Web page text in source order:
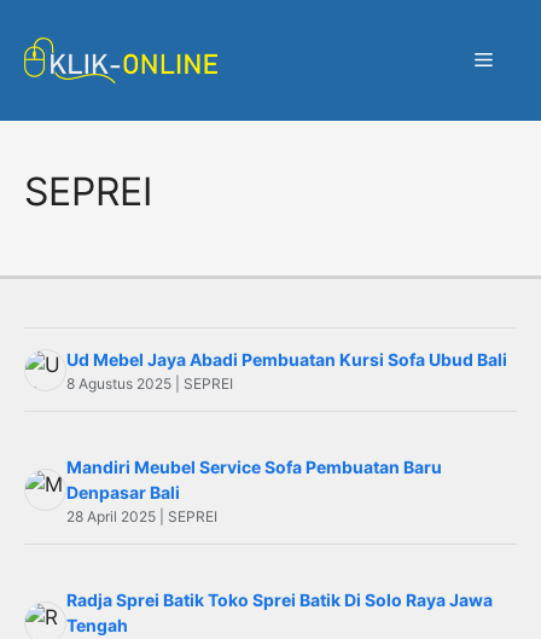
Menu
SEPREI
Ud Mebel Jaya Abadi Pembuatan Kursi Sofa Ubud Bali
8 Agustus 2025 | SEPREI
Mandiri Meubel Service Sofa Pembuatan Baru
Denpasar Bali
28 April 2025 | SEPREI
Radja Sprei Batik Toko Sprei Batik Di Solo Raya Jawa
Tengah